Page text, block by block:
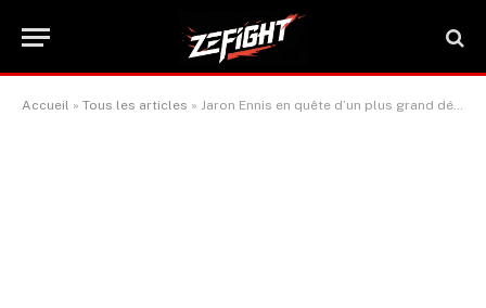
Accueil » Tous les articles » Jaron Ennis en quête d’un plus grand défi contre Terrence Crawford après une victoire dominante sur David Avanesyan